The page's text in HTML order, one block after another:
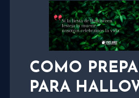
COMO
PARA